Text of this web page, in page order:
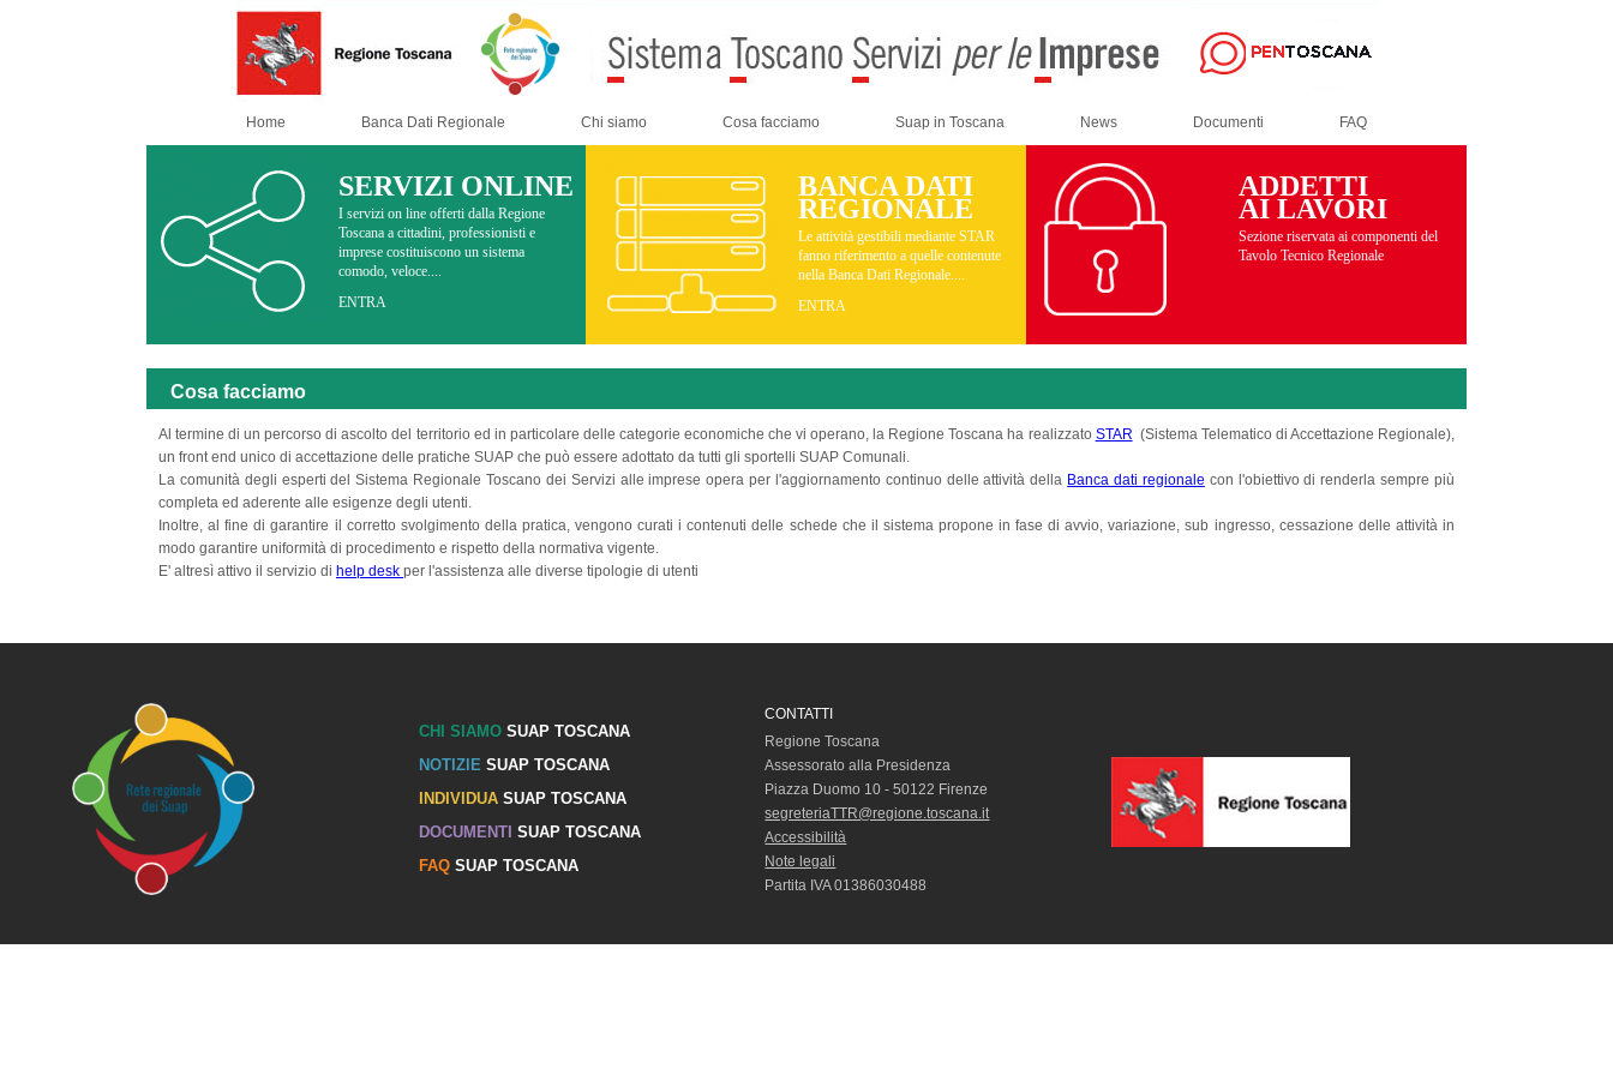
Home Banca Dati Regionale Chi siamo Cosa facciamo Suap in Toscana News Documenti FAQ
ADDETTI
AI LAVORI
Sezione riservata ai componenti del
Tavolo Tecnico Regionale
SERVIZI ONLINE
I servizi on line offerti dalla Regione
Toscana a cittadini, professionisti e
imprese costituiscono un sistema
comodo, veloce....
ENTRA
BANCA DATI
REGIONALE
Le attività gestibili mediante STAR
fanno riferimento a quelle contenute
nella Banca Dati Regionale....
ENTRA
Cosa facciamo
Al termine di un percorso di ascolto del territorio ed in particolare delle categorie economiche che vi operano, la Regione Toscana ha realizzato STAR (Sistema Telematico di Accettazione Regionale),
un front end unico di accettazione delle pratiche SUAP che può essere adottato da tutti gli sportelli SUAP Comunali.
La comunità degli esperti del Sistema Regionale Toscano dei Servizi alle imprese opera per l'aggiornamento continuo delle attività della Banca dati regionale con l'obiettivo di renderla sempre più
completa ed aderente alle esigenze degli utenti.
Inoltre, al fine di garantire il corretto svolgimento della pratica, vengono curati i contenuti delle schede che il sistema propone in fase di avvio, variazione, sub ingresso, cessazione delle attività in
modo garantire uniformità di procedimento e rispetto della normativa vigente.
E' altresì attivo il servizio di help desk per l'assistenza alle diverse tipologie di utenti
CHI SIAMOSUAP TOSCANA
NOTIZIE SUAP TOSCANA
INDIVIDUASUAP TOSCANA
DOCUMENTI SUAP TOSCANA
FAQSUAP TOSCANA
CONTATTI
Regione Toscana
Assessorato alla Presidenza
Piazza Duomo 10 - 50122 Firenze
segreteriaTTR@regione.toscana.it
Accessibilità
Note legali
Partita IVA 01386030488